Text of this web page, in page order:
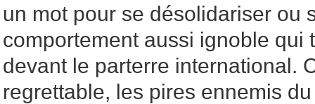
un mot pour se désolidariser ou
comportement aussi ignoble qui
devant le parterre international.
regrettable, les pires ennemis